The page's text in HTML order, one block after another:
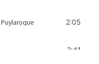
2:05
2:41